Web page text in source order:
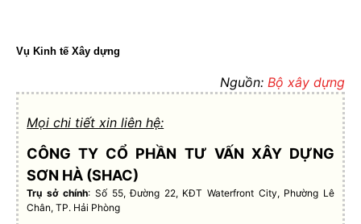
Vụ Kinh tế Xây dựng
Nguồn: Bộ xây dựng
Mọi chi tiết xin liên hệ:
CÔNG TY CỔ PHẦN TƯ VẤN XÂY DỰNG
SƠN HÀ (SHAC)
Trụ sở chính: Số 55, Đường 22, KĐT Waterfront City, Phường Lê
Chân, TP. Hải Phòng